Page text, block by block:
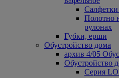
Полотно
рулонах
Губки, ерши
Обустройство дома
архив 4/05
Обустройство
Серия